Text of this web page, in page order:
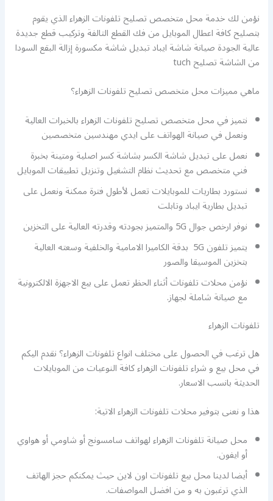
نؤمن لك خدمة محل متخصص تصليح تلفونات الزهراء الذي يقوم
بتصليح كافة اعطال الموبايل من فك القطع التالفة وتركيب قطع جديدة
عالية الجودة صيانة شاشة ايباد تبديل شاشة مكسورة إزالة البقع السودا
من الشاشة تصليح tuch
ماهي مميزات محل متخصص تصليح تلفونات الزهراء؟
نتميز في محل متخصص تصليح تلفونات الزهراء بالخبرات العالية
ونعمل في صيانة الهواتف على ايدي مهندسين متخصصين
نعمل على تبديل شاشة الكسر بشاشة كسر اصلية ومتينة بخبرة
فني متخصص مع تحديث نظام التشغيل وتنزيل تطبيقات الموبايل
نستورد بطاريات للموبايلات تعمل لأطول فترة ممكنة ونعمل على
تبديل بطارية ايباد وتابلت
نوفر ارخص جوال 5G والمتميز بجودته وقدرته العالية على التخزين
يتميز تلفون 5G بدقة الكاميرا الامامية والخلفية وسعته العالية
بتخزين الموسيقا والصور
نؤمن محلات تلفونات أثناء الحظر تعمل على بيع الاجهزة الالكترونية
مع صيانة شاملة لجهاز.
تلفونات الزهراء
هل ترغب في الحصول على مختلف انواع تلفونات الزهراء؟ نقدم اليكم
في محل بيع و شراء تلفونات الزهراء كافة النوعيات من الموبايلات
الحديثة بانسب الاسعار.
هذا و نعنى بتوفير محلات تلفونات الزهراء الاتية:
محل صيانة تلفونات الزهراء لهواتف سامسونج أو شاومي أو هواوي
أو ايفون.
أيضا لدينا محل بيع تلفونات اون لاين حيث يمكنكم حجز الهاتف
الذي ترغبون به و من افضل المواصفات.